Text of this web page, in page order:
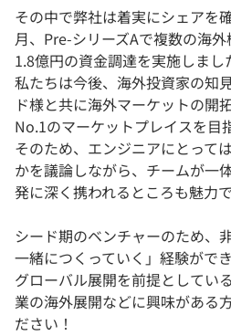
その中で弊社は着実にシェアを
月、Pre-シリーズAで複数の海
1.8億円の資金調達を実施しまし
私たちは今後、海外投資家の知
ド様と共に海外マーケットの開
No.1のマーケットプレイスを目
そのため、エンジニアにとって
かを議論しながら、チームが一
発に深く携われるところも魅力で
シード期のベンチャーのため、
一緒につくっていく」経験ができ
グローバル展開を前提としてい
業の海外展開などに興味がある
ださい！